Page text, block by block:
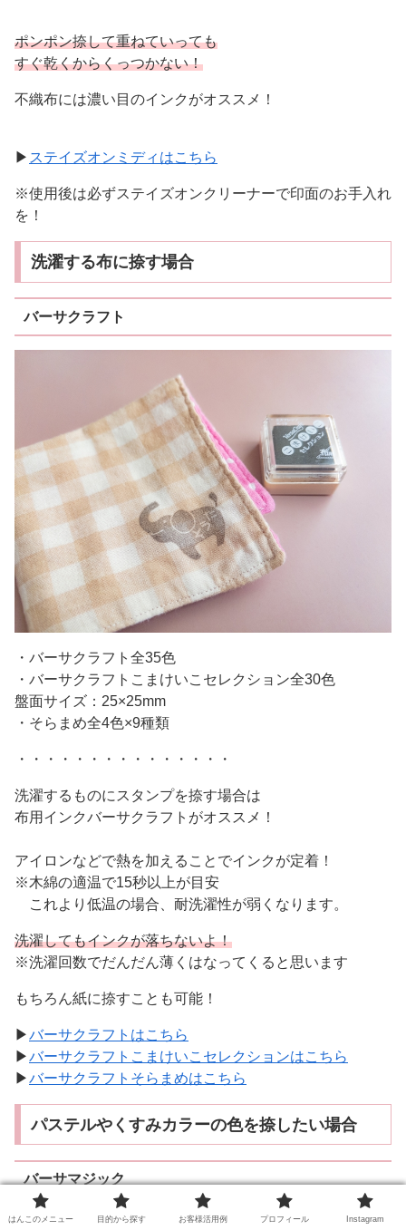
ポンポン捺して重ねていっても
すぐ乾くからくっつかない！
不織布には濃い目のインクがオススメ！
▶ ステイズオンミディはこちら
※使用後は必ずステイズオンクリーナーで印面のお手入れ
を！
洗濯する布に捺す場合
バーサクラフト
・バーサクラフト全35色
・バーサクラフトこまけいこセレクション全30色
盤面サイズ：25×25mm
・そらまめ全4色×9種類
・・・・・・・・・・・・・・・
洗濯するものにスタンプを捺す場合は
布用インクバーサクラフトがオススメ！
アイロンなどで熱を加えることでインクが定着！
※木綿の適温で15秒以上が目安
これより低温の場合、耐洗濯性が弱くなります。
洗濯してもインクが落ちないよ！
※洗濯回数でだんだん薄くはなってくると思います
もちろん紙に捺すことも可能！
▶バーサクラフトはこちら
▶バーサクラフトこまけいこセレクションはこちら
▶バーサクラフトそらまめはこちら
パステルやくすみカラーの色を捺したい場合
バーサマジック
はんこのメニュー 目的から探す お客様活用例 プロフィール Instagram